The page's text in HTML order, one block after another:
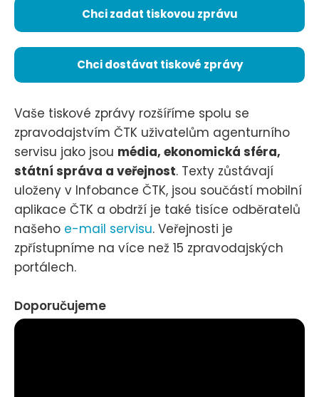
Chci zadat tiskovou zprávu
Chci dostávat tiskové zprávy
Vaše tiskové zprávy rozšíříme spolu se
zpravodajstvím ČTK uživatelům agenturního
servisu jako jsou média, ekonomická sféra,
státní správa a veřejnost. Texty zůstávají
uloženy v Infobance ČTK, jsou součástí mobilní
aplikace ČTK a obdrží je také tisíce odběratelů
našeho e-mail servisu. Veřejnosti je
zpřístupníme na více než 15 zpravodajských
portálech.
Doporučujeme